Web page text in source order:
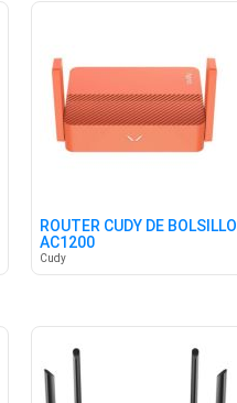
ROUTER CUDY DE BOLSILLO
AC1200
Cudy